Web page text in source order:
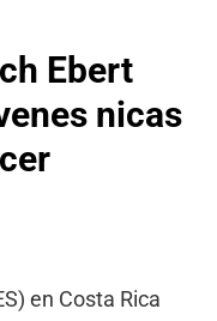
Ebert
nicas
en Costa Rica